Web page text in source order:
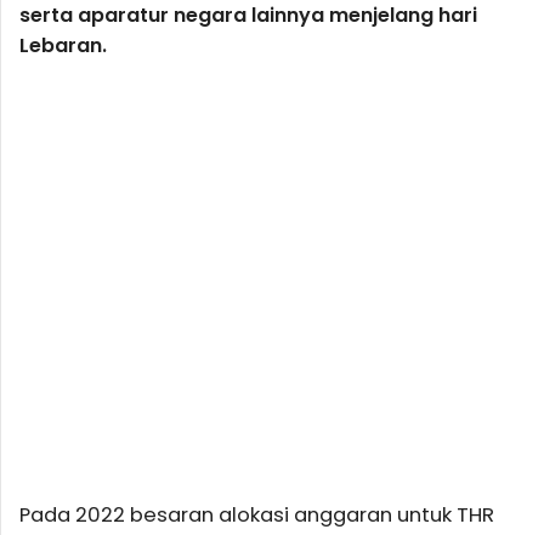
serta aparatur negara lainnya menjelang hari
Lebaran.
Pada 2022 besaran alokasi anggaran untuk THR